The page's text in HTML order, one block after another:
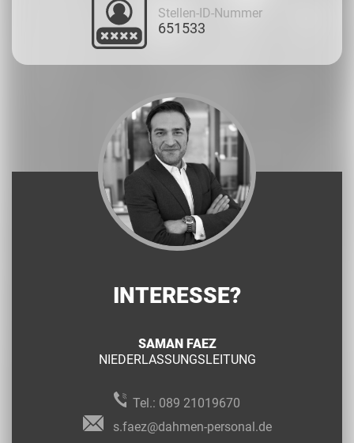
Stellen-ID-Nummer
651533
INTERESSE?
SAMAN FAEZ
NIEDERLASSUNGSLEITUNG
Tel.: 089 21019670
s.faez@dahmen-personal.de